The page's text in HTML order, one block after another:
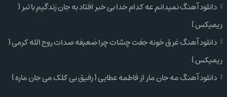
دانلود آهنگ نمیدانم عه کدام خدا بی خبر افتاد به جان زندگیم با تبر (
ریمیکس )
دانلود آهنگ غرق خونه جفت چشات چرا ضعیفه صدات روح الله کرمی (
ریمیکس )
دانلود آهنگ مه جان مار از فاطمه عطایی ( رفیق بی کلک می جان ماره )